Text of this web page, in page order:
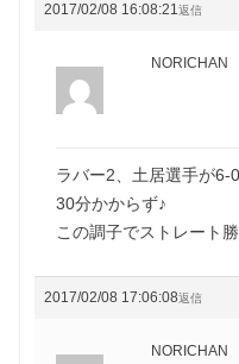
2017/02/08 16:08:21返信
NORICHAN
ラバー2、土居選手が
30分かからず♪
この調子でストレート
2017/02/08 17:06:08返信
NORICHAN